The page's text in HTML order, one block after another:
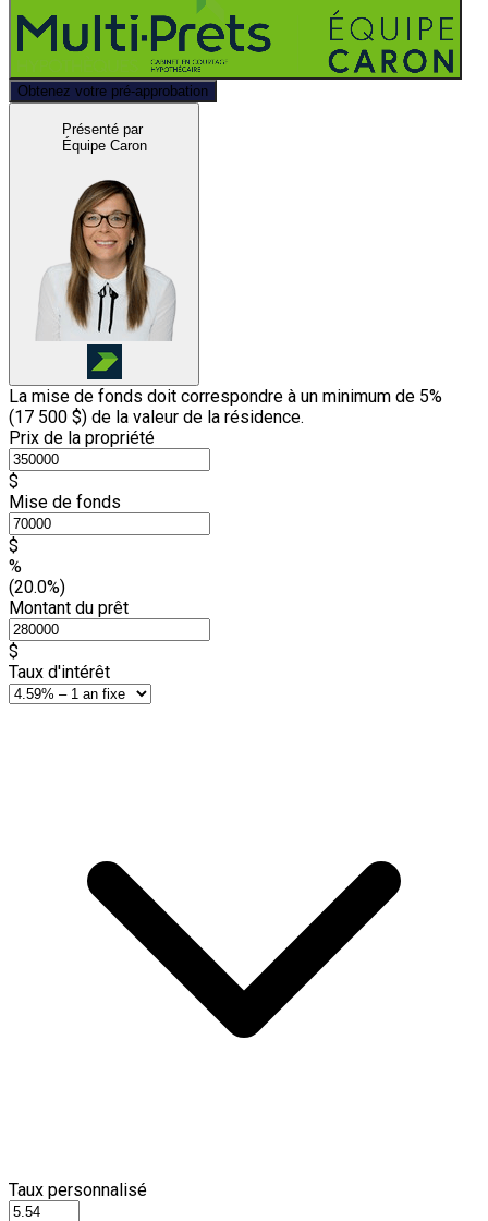
Obtenez votre pré-approbation
Présenté par
Équipe Caron
La mise de fonds doit correspondre à un minimum de 5%
(17 500 $) de la valeur de la résidence.
Prix de la propriété
$
Mise de fonds
$
%
(20.0%)
Montant du prêt
$
Taux d'intérêt
Taux personnalisé